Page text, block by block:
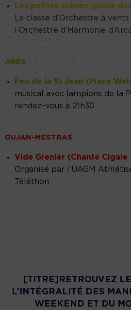
Les petites scènes (place
La classe d’Orchestre à
l’Orchestre d’Harmonie
ARES
Feu de la St Jean (Place
musical avec lampions de la
rendez–vous à 21h30
GUJAN-MESTRAS
Vide Grenier (Chante
Organisé par l’UAGM
Téléthon
[TITRE]RETROUVEZ
L’INTÉGRALITÉ DES
WEEKEND ET DU